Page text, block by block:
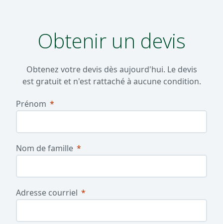
Obtenir un devis
Obtenez votre devis dès aujourd'hui. Le devis
est gratuit et n'est rattaché à aucune condition.
Prénom
Nom de famille
Adresse courriel